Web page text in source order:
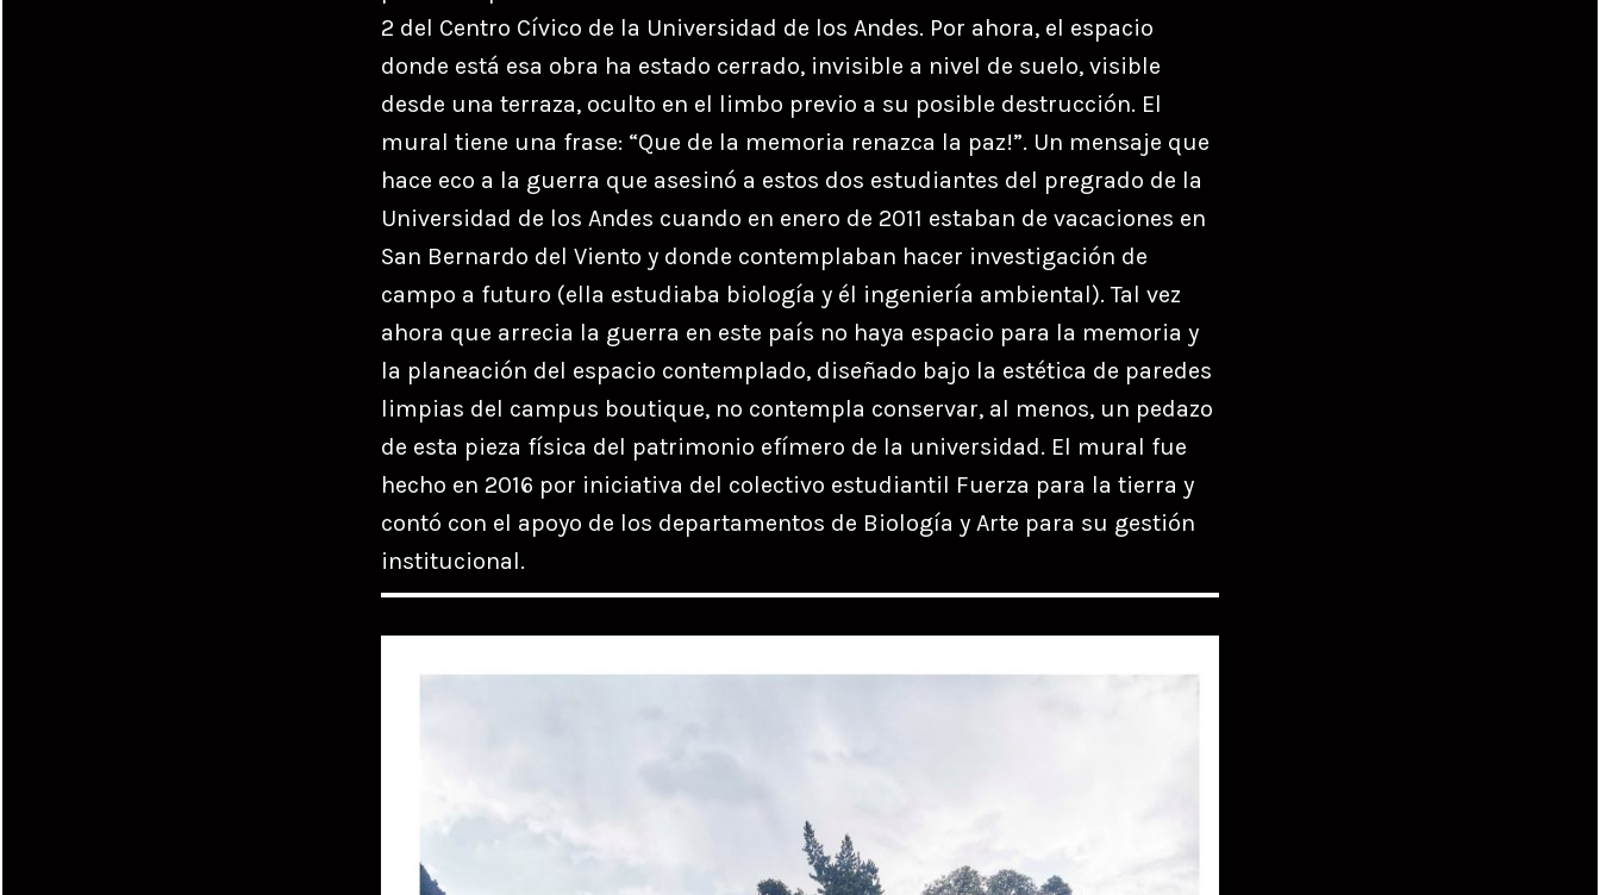
2 del Centro Cívico de la Universidad de los Andes. Por ahora, el espacio
donde está esa obra ha estado cerrado, invisible a nivel de suelo, visible
desde una terraza, oculto en el limbo previo a su posible destrucción. El
mural tiene una frase: “Que de la memoria renazca la paz!”. Un mensaje que
hace eco a la guerra que asesinó a estos dos estudiantes del pregrado de la
Universidad de los Andes cuando en enero de 2011 estaban de vacaciones en
San Bernardo del Viento y donde contemplaban hacer investigación de
campo a futuro (ella estudiaba biología y él ingeniería ambiental). Tal vez
ahora que arrecia la guerra en este país no haya espacio para la memoria y
la planeación del espacio contemplado, diseñado bajo la estética de paredes
limpias del campus boutique, no contempla conservar, al menos, un pedazo
de esta pieza física del patrimonio efímero de la universidad. El mural fue
hecho en 2016 por iniciativa del colectivo estudiantil Fuerza para la tierra y
contó con el apoyo de los departamentos de Biología y Arte para su gestión
institucional.